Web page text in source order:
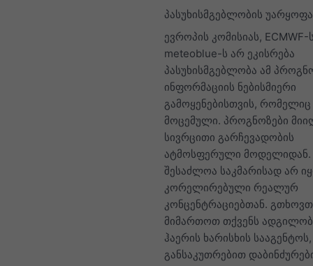
პასუხისმგებლობის უარყოფა
ევროპის კომისიას, ECMWF-
meteoblue-ს არ ეკისრება
პასუხისმგებლობა ამ
ინფორმაციის ნებისმიერი
გამოყენებისთვის, რომელიც
მოცემული. პროგნოზები
სივრცითი გარჩევადობის
ატმოსფერული მოდელიდან.
შესაძლოა საკმარისად არ
კორელირებული რეალურ
კონცენტრაციებთან.
მიმართოთ თქვენს
ჰაერის ხარისხის სააგენტოს,
განსაკუთრებით